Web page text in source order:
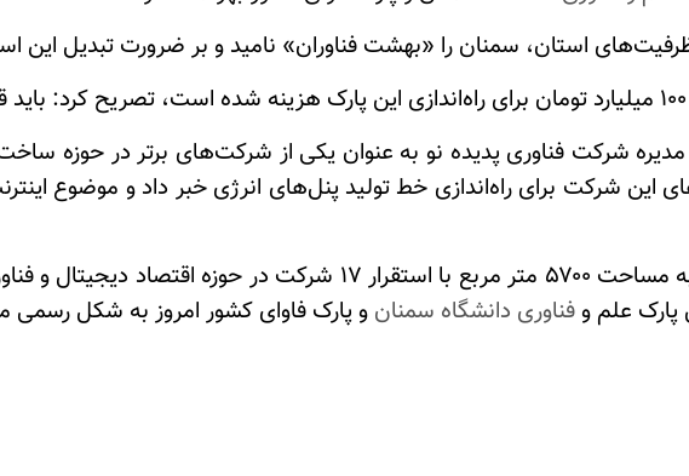
استان، سمنان را «بهشت فناوران» نامید و بر ضرورت تبدیل این
شرکت فناوری پدیده نو به عنوان یکی از شرکت‌های برتر در حوزه ساخت
این شرکت برای راه‌اندازی خط تولید پنل‌های انرژی خبر داد و موضوع
یادآور می‌شود پارک فاوای استان سمنان، به مساحت ۵۷۰۰ متر مربع
علم و فناوری دانشگاه سمنان و پارک فاوای کشور امروز به شکل رسمی